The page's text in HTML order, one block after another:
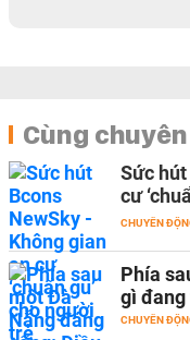
Cùng
Sức
cư
CHUYỂN
Phía
gì đang
CHUYỂN